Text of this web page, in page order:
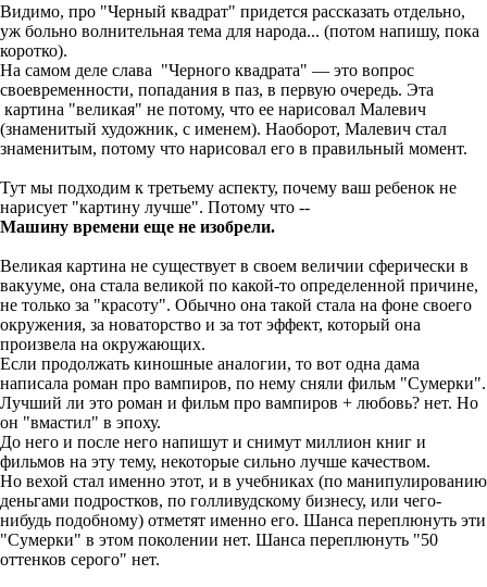
Видимо, про "Черный квадрат" придется рассказать отдельно,
уж больно волнительная тема для народа... (потом напишу, пока
коротко).
На самом деле слава "Черного квадрата" — это вопрос
своевременности, попадания в паз, в первую очередь. Эта
картина "великая" не потому, что ее нарисовал Малевич
(знаменитый художник, с именем). Наоборот, Малевич стал
знаменитым, потому что нарисовал его в правильный момент.
Тут мы подходим к третьему аспекту, почему ваш ребенок не
нарисует "картину лучше". Потому что --
Машину времени еще не изобрели.
Великая картина не существует в своем величии сферически в
вакууме, она стала великой по какой-то определенной причине,
не только за "красоту". Обычно она такой стала на фоне своего
окружения, за новаторство и за тот эффект, который она
произвела на окружающих.
Если продолжать киношные аналогии, то вот одна дама
написала роман про вампиров, по нему сняли фильм "Сумерки".
Лучший ли это роман и фильм про вампиров + любовь? нет. Но
он "вмастил" в эпоху.
До него и после него напишут и снимут миллион книг и
фильмов на эту тему, некоторые сильно лучше качеством.
Но вехой стал именно этот, и в учебниках (по манипулированию
деньгами подростков, по голливудскому бизнесу, или чего-
нибудь подобному) отметят именно его. Шанса переплюнуть эти
"Сумерки" в этом поколении нет. Шанса переплюнуть "50
оттенков серого" нет.